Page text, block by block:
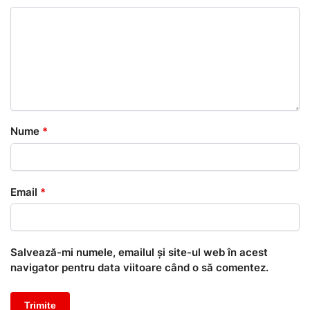
Nume *
Email *
Salvează-mi numele, emailul și site-ul web în acest
navigator pentru data viitoare când o să comentez.